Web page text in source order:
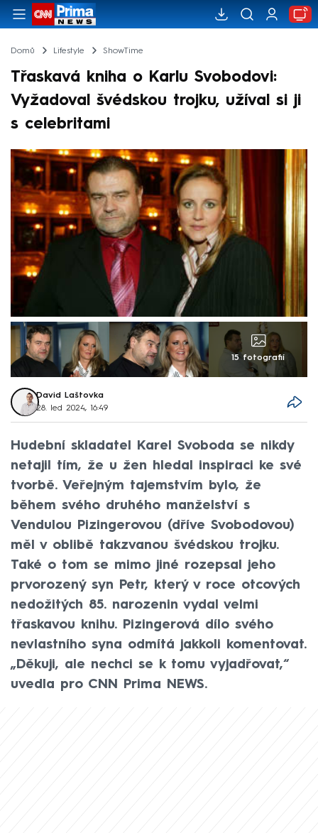
Domů Lifestyle ShowTime
Třaskavá kniha o Karlu Svobodovi:
Vyžadoval švédskou trojku, užíval si ji
s celebritami
15 fotografií
David Laštovka
28. led 2024, 16:49
Hudební skladatel Karel Svoboda se nikdy
netajil tím, že u žen hledal inspiraci ke své
tvorbě. Veřejným tajemstvím bylo, že
během svého druhého manželství s
Vendulou Pizingerovou (dříve Svobodovou)
měl v oblibě takzvanou švédskou trojku.
Také o tom se mimo jiné rozepsal jeho
prvorozený syn Petr, který v roce otcových
nedožitých 85. narozenin vydal velmi
třaskavou knihu. Pizingerová dílo svého
nevlastního syna odmítá jakkoli komentovat.
„Děkuji, ale nechci se k tomu vyjadřovat,“
uvedla pro CNN Prima NEWS.